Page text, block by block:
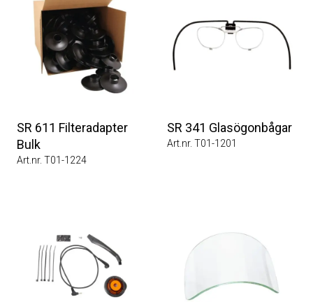
SR 611 Filteradapter
Bulk
Art.nr. T01-1224
SR 341 Glasögonbågar
Art.nr. T01-1201